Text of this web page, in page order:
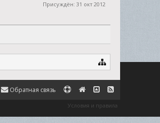
Присуждён: 31 окт 2012
Обратная связь
Условия и правила